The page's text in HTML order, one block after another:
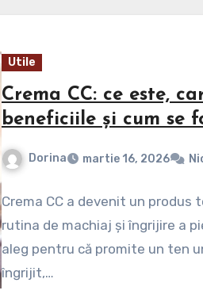
Utile
Crema CC: ce este,
beneficiile și cum se
Dorina martie 16, 2026
Crema CC a devenit un produs
rutina de machiaj și îngrijire a
aleg pentru că promite un ten
îngrijit,…